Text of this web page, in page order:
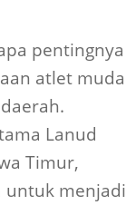
pentingnya
atlet muda
Lanud
Timur,
untuk menjadi